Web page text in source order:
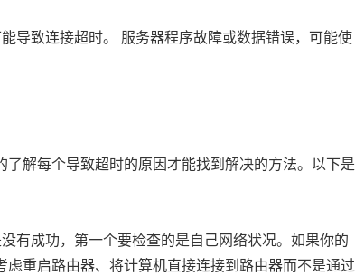
导致连接超时。 服务器程序故障或数据错误，可能使
解每个导致超时的原因才能找到解决的方法。以下是
有成功，第一个要检查的是自己网络状况。如果你的
重启路由器、将计算机直接连接到路由器而不是通过